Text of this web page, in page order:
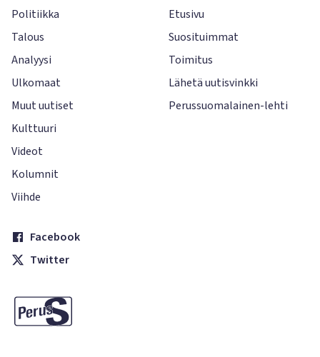
Politiikka
Talous
Analyysi
Ulkomaat
Muut uutiset
Kulttuuri
Videot
Kolumnit
Viihde
Etusivu
Suosituimmat
Toimitus
Lähetä uutisvinkki
Perussuomalainen-lehti
Facebook
Twitter